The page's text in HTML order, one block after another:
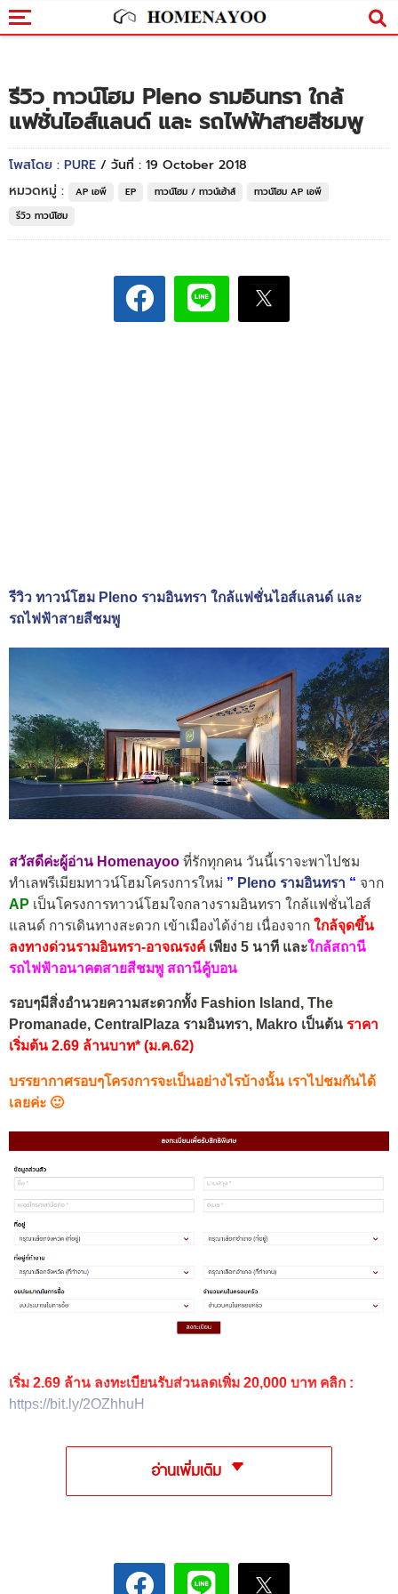
รีวิว ทาวน์โฮม Pleno รามอินทรา ใกล้
แฟชั่นไอส์แลนด์ และ รถไฟฟ้าสายสีชมพู
โพสโดย : PURE / วันที่ : 19 October 2018
หมวดหมู่ :
AP เอพี EP ทาวน์โฮม / ทาวน์เฮ้าส์
ทาวน์โฮม AP เอพี
รีวิว ทาวน์โฮม
รีวิว ทาวน์โฮม Pleno รามอินทรา ใกล้แฟชั่นไอส์แลนด์ และ
รถไฟฟ้าสายสีชมพู
สวัสดีค่ะผู้อ่าน Homenayoo ที่รักทุกคน วันนี้เราจะพาไปชม
ทำเลพรีเมียมทาวน์โฮมโครงการใหม่ ” Pleno รามอินทรา “ จาก
AP เป็นโครงการทาวน์โฮมใจกลางรามอินทรา ใกล้แฟชั่นไอส์
แลนด์ การเดินทางสะดวก เข้าเมืองได้ง่าย เนื่องจาก ใกล้จุดขึ้น
ลงทางด่วนรามอินทรา-อาจณรงค์ เพียง 5 นาที และใกล้สถานี
รถไฟฟ้าอนาคตสายสีชมพู สถานีคู้บอน
รอบๆมีสิ่งอำนวยความสะดวกทั้ง Fashion Island, The
Promanade, CentralPlaza รามอินทรา, Makro เป็นต้น ราคา
เริ่มต้น 2.69 ล้านบาท* (ม.ค.62)
บรรยากาศรอบๆโครงการจะเป็นอย่างไรบ้างนั้น เราไปชมกันได้
เลยค่ะ 🙂
เริ่ม 2.69 ล้าน ลงทะเบียนรับส่วนลดเพิ่ม 20,000 บาท คลิก :
https://bit.ly/2OZhhuH
อ่านเพิ่มเติม